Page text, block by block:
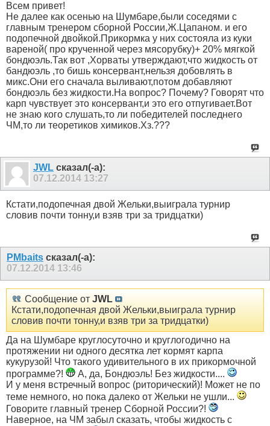
Всем привет!
Не далее как осенью на Шумбаре,были соседями с
главным тренером сборной России,Ж.Цапаном. и его
подопечной двойкой.Прикормка у них состояла из куки
вареной( про крученной через мясорубку)+ 20% мягкой
бондюэль.Так вот ,Хорваты утверждают,что жидкость от
бандюэль ,то бишь консервант,нельзя добовлять в
микс.Они его сначала выливают,потом добавляют
бондюэль без жидкости.На вопрос? Почему? Говорят что
карп чувствует это консервант,и это его отпугивает.Вот
не знаю кого слушать,то ли победителей последнего
ЧМ,то ли теоретиков химиков.Хз.???
JWL сказал(-а):
07.12.2014 13:27
Кстати,подопечная двой Жельки,выиграла турнир
словив почти тонну,и взяв три за тридцатки)
PMbaits сказал(-а):
07.12.2014 13:46
Сообщение от JWL
Кстати,подопечная двой Жельки,выиграла турнир
словив почти тонну,и взяв три за тридцатки)
Да на Шумбаре круглосуточно и круглогодично на
протяжении ни одного десятка лет кормят карпа
кукурузой! Что такого удивительного в их прикормочной
программе?!
А, да, Бондюэль! Без жидкости....
И у меня встречный вопрос (риторический)! Может не по
теме немного, но пока далеко от Жельки не ушли...
Говорите главный тренер Сборной России?!
Наверное, на ЧМ забыл сказать, чтобы жидкость с